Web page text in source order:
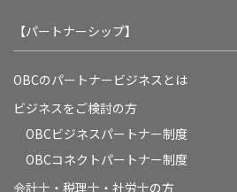
【パートナーシップ】
OBCのパートナービジネスとは
ビジネスをご検討の方
OBCビジネスパートナー制度
OBCコネクトパートナー制度
会計士・税理士・社労士の方